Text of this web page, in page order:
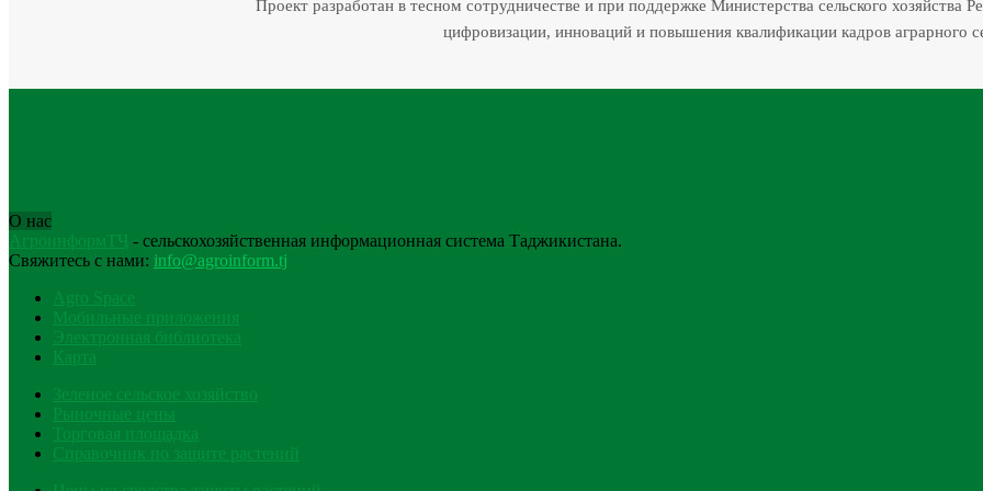
Проект разработан в тесном сотрудничестве и при поддержке Министерства сельского хозяйства
цифровизации, инноваций и повышения квалификации кадров аграрного
О нас
АгроинформТҶ - сельскохозяйственная информационная система Таджикистана.
Свяжитесь с нами: info@agroinform.tj
Agro Space
Мобильные приложения
Электронная библиотека
Карта
Зеленое сельское хозяйство
Рыночные цены
Торговая площадка
Справочник по защите растений